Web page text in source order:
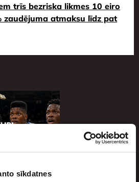
sīkdatnes
trīs bezriska likmes 10 eiro
zaudējuma atmaksu līdz pat